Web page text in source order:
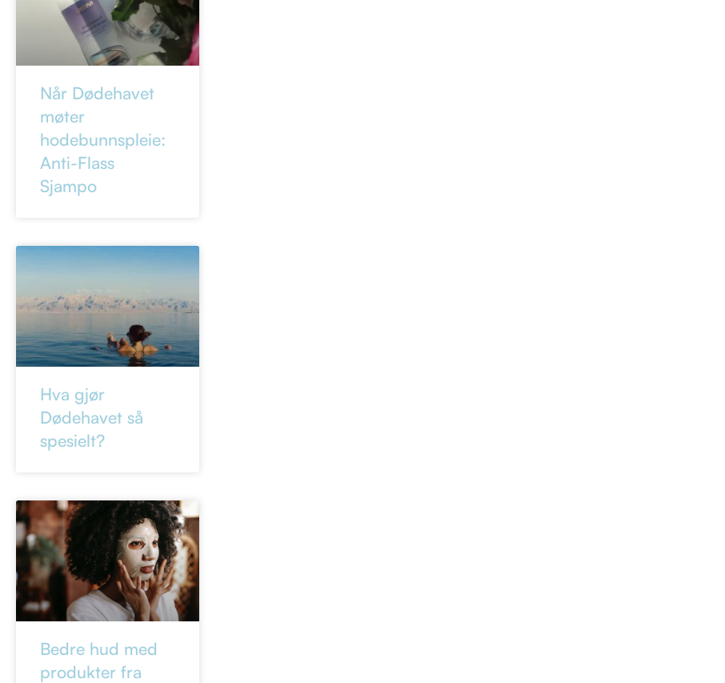
Når Dødehavet
møter
hodebunnspleie:
Anti-Flass
Sjampo
Hva gjør
Dødehavet så
spesielt?
Bedre hud med
produkter fra